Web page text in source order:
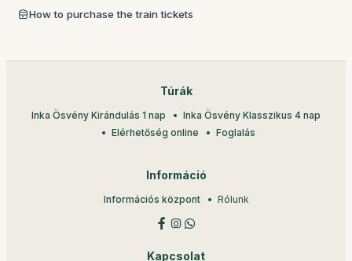
How to purchase the train tickets
Túrák
Inka Ösvény Kirándulás 1 nap
Inka Ösvény Klasszikus 4 nap
Elérhetőség online
Foglalás
Információ
Információs központ Rólunk
Kapcsolat